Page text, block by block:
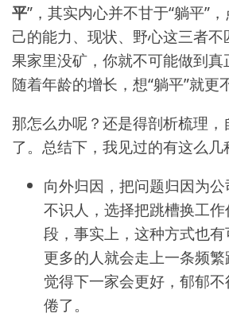
平”，其实内心并不甘于“躺平”
己的能力、现状、野心这三者
果家里没矿，你就不可能做到真
随着年龄的增长，想“躺平”就更
那怎么办呢？还是得剖析梳理
了。总结下，我见过的有这么几
向外归因，把问题归因为
不识人，选择把跳槽换工
段，事实上，这种方式也
更多的人就会走上一条频
觉得下一家会更好，郁郁
倦了。